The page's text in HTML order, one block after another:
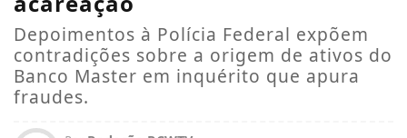
Depoimentos à Polícia Federal expõem
contradições sobre a origem de ativos do
Banco Master em inquérito que apura
fraudes.